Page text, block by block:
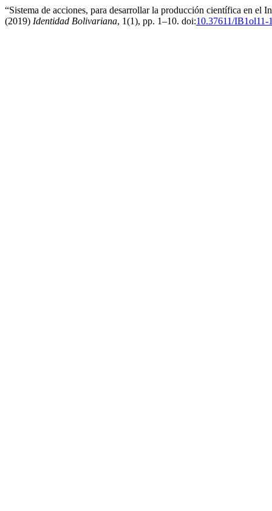
“Sistema de acciones, para desarrollar la producción científica en
(2019) Identidad Bolivariana, 1(1), pp. 1–10. doi:10.37611/IB1ol11-